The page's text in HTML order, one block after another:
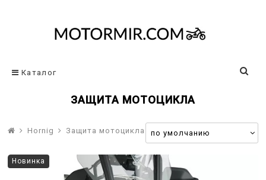
Каталог
ЗАЩИТА МОТОЦИКЛА
Hornig Защита мотоцикла
Новинка